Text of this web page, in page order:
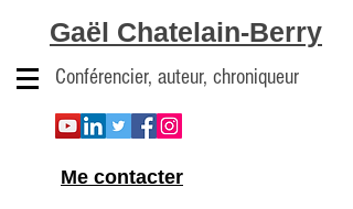
Gaël Chatelain-Berry
Conférencier, auteur, chroniqueur
Me contacter